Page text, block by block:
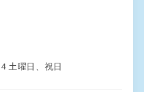
土曜日、祝日